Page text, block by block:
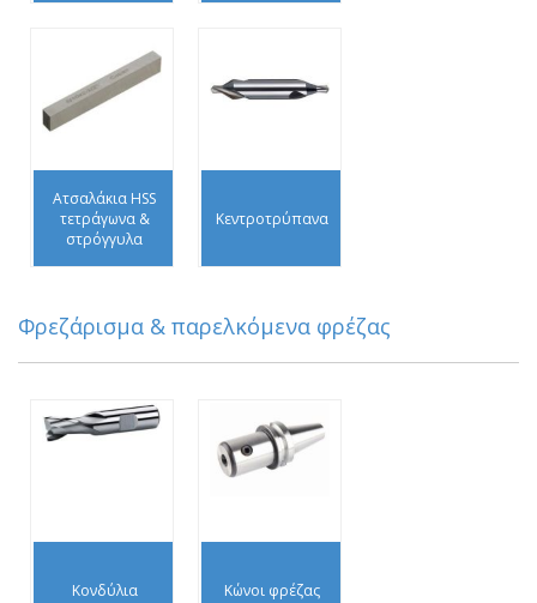
Ατσαλάκια HSS
τετράγωνα &
στρόγγυλα
Κεντροτρύπανα
Φρεζάρισμα & παρελκόμενα φρέζας
Κονδύλια Κώνοι φρέζας